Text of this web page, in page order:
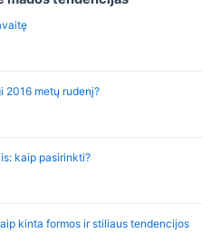
2016 metų rudenį?
kaip pasirinkti?
kinta formos ir stiliaus tendencijos